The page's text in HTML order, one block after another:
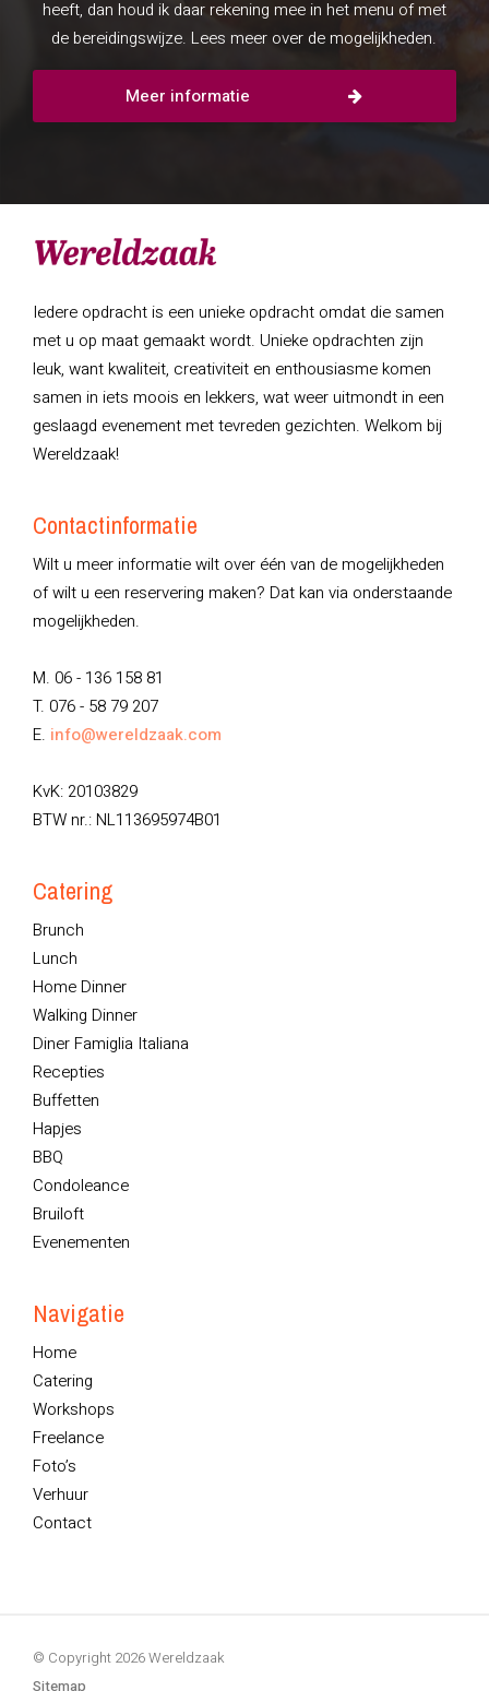
heeft, dan houd ik daar rekening mee in het menu of met
de bereidingswijze. Lees meer over de mogelijkheden.
Meer informatie
Iedere opdracht is een unieke opdracht omdat die samen
met u op maat gemaakt wordt. Unieke opdrachten zijn
leuk, want kwaliteit, creativiteit en enthousiasme komen
samen in iets moois en lekkers, wat weer uitmondt in een
geslaagd evenement met tevreden gezichten. Welkom bij
Wereldzaak!
Contactinformatie
Wilt u meer informatie wilt over één van de mogelijkheden
of wilt u een reservering maken? Dat kan via onderstaande
mogelijkheden.
M. 06 - 136 158 81
T. 076 - 58 79 207
E. info@wereldzaak.com
KvK: 20103829
BTW nr.: NL113695974B01
Catering
Brunch
Lunch
Home Dinner
Walking Dinner
Diner Famiglia Italiana
Recepties
Buffetten
Hapjes
BBQ
Condoleance
Bruiloft
Evenementen
Navigatie
Home
Catering
Workshops
Freelance
Foto’s
Verhuur
Contact
© Copyright 2026 Wereldzaak
Sitemap